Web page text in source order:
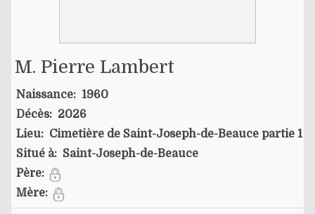
M. Pierre Lambert
Naissance: 1960
Décès: 2026
Lieu: Cimetière de Saint-Joseph-de-Beauce partie 1
Situé à: Saint-Joseph-de-Beauce
Père:
Mère: